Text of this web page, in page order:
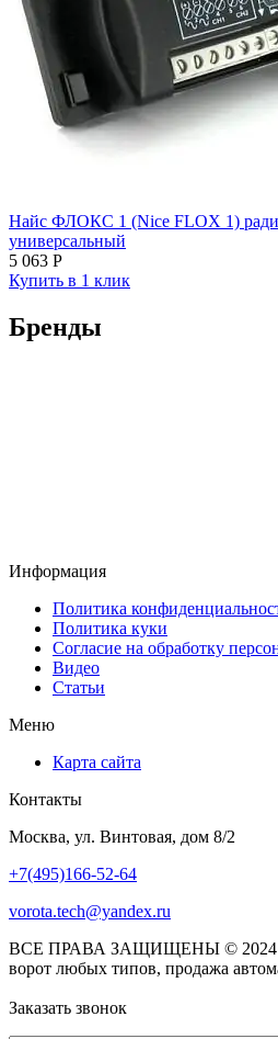
Найс ФЛОКС 1 (Nice FLOX 1)
универсальный
5 063 Р
Купить в 1 клик
Бренды
Информация
Политика
Политика куки
Согласие на обработку
Видео
Статьи
Меню
Карта сайта
Контакты
Москва, ул. Винтовая, дом 8/2
+7(495)166-52-64
vorota.tech@yandex.ru
ВСЕ ПРАВА ЗАЩИЩЕНЫ © 2024
ворот любых типов, продажа
Заказать звонок